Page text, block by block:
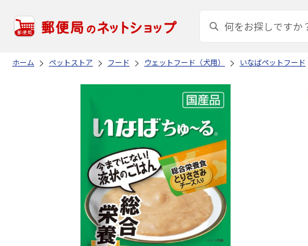
ホーム ペットストア フード ウェットフード（犬用） いなばペットフード